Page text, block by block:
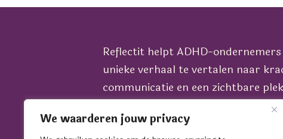
We waarderen jouw privacy
Reflectit helpt ADHD-
unieke verhaal te vertalen naar
communicatie en een zichtbare
het juiste podium, in alle fases van
bedrijf.